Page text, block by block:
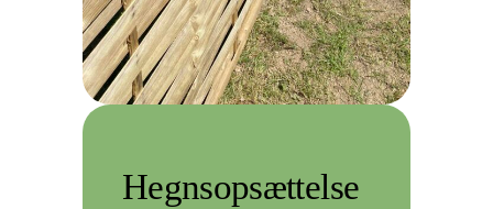
Hegnsopsættelse